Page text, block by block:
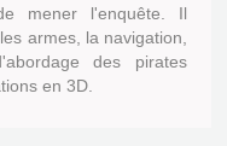
mener l'enquête. Il
armes, la navigation,
des pirates
en 3D.